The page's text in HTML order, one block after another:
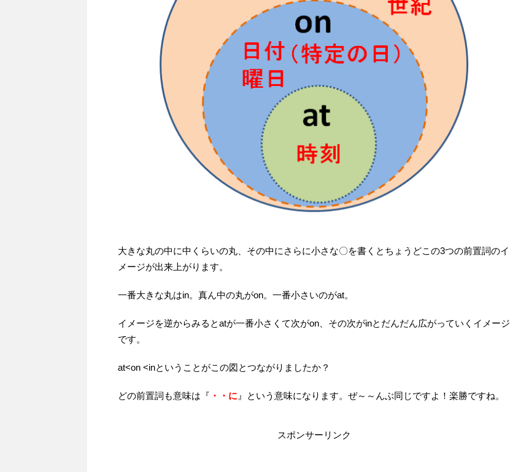
大きな丸の中に中くらいの丸、その中にさらに小さな〇を書くとちょうどこの3つの前置詞のイ
メージが出来上がります。
一番大きな丸はin。真ん中の丸がon。一番小さいのがat。
イメージを逆からみるとatが一番小さくて次がon、その次がinとだんだん広がっていくイメージ
です。
at<on <inということがこの図とつながりましたか？
どの前置詞も意味は『 ・・に 』という意味になります。ぜ～～んぶ同じですよ！楽勝ですね。
スポンサーリンク